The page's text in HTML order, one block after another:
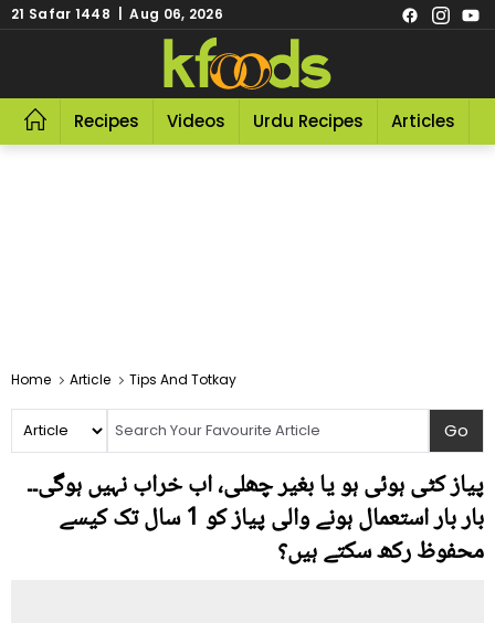
21 Safar 1448 | Aug 06, 2026
Recipes Videos Urdu Recipes Articles
Home Article Tips And Totkay
پیاز کٹی ہوئی ہو یا بغیر چھلی، اب خراب نہیں ہوگی۔۔
بار بار استعمال ہونے والی پیاز کو 1 سال تک کیسے
محفوظ رکھ سکتے ہیں؟